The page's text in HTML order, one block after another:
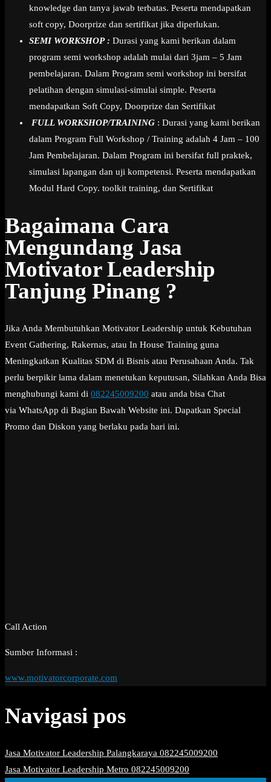
knowledge dan tanya jawab terbatas. Peserta mendapatkan
soft copy, Doorprize dan sertifikat jika diperlukan.
SEMI WORKSHOP : Durasi yang kami berikan dalam
program semi workshop adalah mulai dari 3jam – 5 Jam
pembelajaran. Dalam Program semi workshop ini bersifat
pelatihan dengan simulasi-simulai simple. Peserta
mendapatkan Soft Copy, Doorprize dan Sertifikat
FULL WORKSHOP/TRAINING : Durasi yang kami berikan
dalam Program Full Workshop / Training adalah 4 Jam – 100
Jam Pembelajaran. Dalam Program ini bersifat full praktek,
simulasi lapangan dan uji kompetensi. Peserta mendapatkan
Modul Hard Copy. toolkit training, dan Sertifikat
Bagaimana Cara
Mengundang Jasa
Motivator Leadership
Tanjung Pinang ?
Jika Anda Membutuhkan Motivator Leadership untuk Kebutuhan
Event Gathering, Rakernas, atau In House Training guna
Meningkatkan Kualitas SDM di Bisnis atau Perusahaan Anda. Tak
perlu berpikir lama dalam menetukan keputusan, Silahkan Anda Bisa
menghubungi kami di 082245009200 atau anda bisa Chat
via WhatsApp di Bagian Bawah Website ini. Dapatkan Special
Promo dan Diskon yang berlaku pada hari ini.
Call Action
Sumber Informasi :
www.motivatorcorporate.com
Navigasi pos
Jasa Motivator Leadership Palangkaraya 082245009200
Jasa Motivator Leadership Metro 082245009200